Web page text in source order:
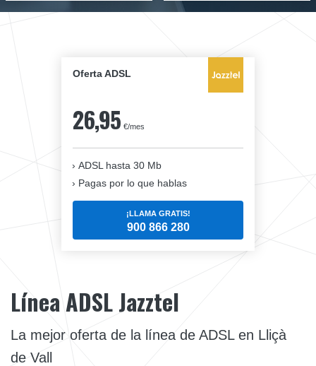
Oferta ADSL
26,95 €/mes
ADSL hasta 30 Mb
Pagas por lo que hablas
¡LLAMA GRATIS!
900 866 280
Línea ADSL Jazztel
La mejor oferta de la línea de ADSL en Lliçà
de Vall